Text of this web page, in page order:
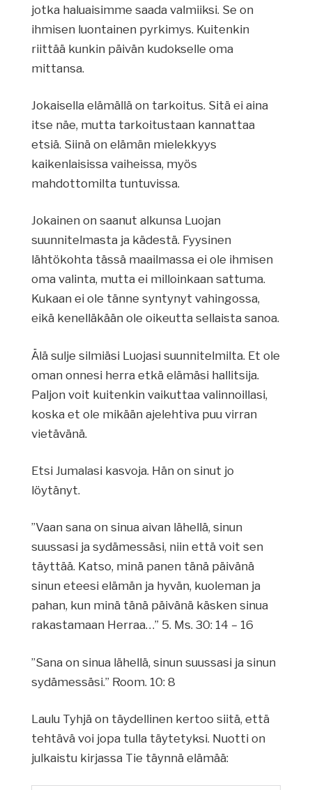
jotka haluaisimme saada valmiiksi. Se on
ihmisen luontainen pyrkimys. Kuitenkin
riittää kunkin päivän kudokselle oma
mittansa.
Jokaisella elämällä on tarkoitus. Sitä ei aina
itse näe, mutta tarkoitustaan kannattaa
etsiä. Siinä on elämän mielekkyys
kaikenlaisissa vaiheissa, myös
mahdottomilta tuntuvissa.
Jokainen on saanut alkunsa Luojan
suunnitelmasta ja kädestä. Fyysinen
lähtökohta tässä maailmassa ei ole ihmisen
oma valinta, mutta ei milloinkaan sattuma.
Kukaan ei ole tänne syntynyt vahingossa,
eikä kenelläkään ole oikeutta sellaista sanoa.
Älä sulje silmiäsi Luojasi suunnitelmilta. Et ole
oman onnesi herra etkä elämäsi hallitsija.
Paljon voit kuitenkin vaikuttaa valinnoillasi,
koska et ole mikään ajelehtiva puu virran
vietävänä.
Etsi Jumalasi kasvoja. Hän on sinut jo
löytänyt.
”Vaan sana on sinua aivan lähellä, sinun
suussasi ja sydämessäsi, niin että voit sen
täyttää. Katso, minä panen tänä päivänä
sinun eteesi elämän ja hyvän, kuoleman ja
pahan, kun minä tänä päivänä käsken sinua
rakastamaan Herraa…” 5. Ms. 30: 14 – 16
”Sana on sinua lähellä, sinun suussasi ja sinun
sydämessäsi.” Room. 10: 8
Laulu Tyhjä on täydellinen kertoo siitä, että
tehtävä voi jopa tulla täytetyksi. Nuotti on
julkaistu kirjassa Tie täynnä elämää: